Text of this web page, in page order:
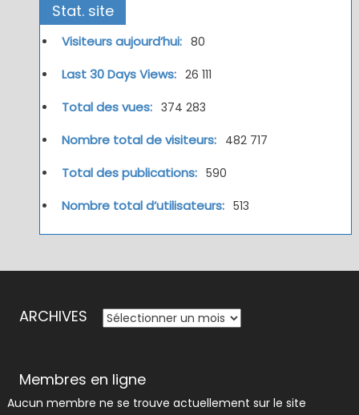
Stat. site
Visiteurs aujourd’hui: 80
Last 30 Days Views: 26 111
Total des vues: 374 283
Nombre total de visiteurs: 482 717
Total des publications: 590
Nombre total d’utilisateurs: 513
ARCHIVES ARCHIVES
Membres en ligne
Aucun membre ne se trouve actuellement sur le site